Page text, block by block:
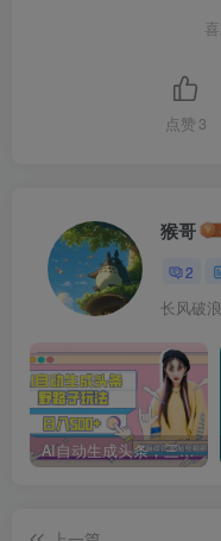
点赞 3
猴哥
2
长风破
AI自动生成头条，三天必起号，三分钟轻松发布内容，复制粘贴，保姆级教…